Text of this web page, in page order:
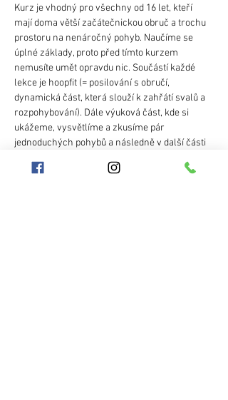
Kurz je vhodný pro všechny od 16 let, kteří
mají doma větší začátečnickou obruč a trochu
prostoru na nenáročný pohyb. Naučíme se
úplné základy, proto před tímto kurzem
nemusíte umět opravdu nic. Součástí každé
lekce je hoopfit (= posilování s obručí,
dynamická část, která slouží k zahřátí svalů a
rozpohybování). Dále výuková část, kde si
ukážeme, vysvětlíme a zkusíme pár
jednoduchých pohybů a následně v další části
procvičení. Posledních pár minut každé hodiny